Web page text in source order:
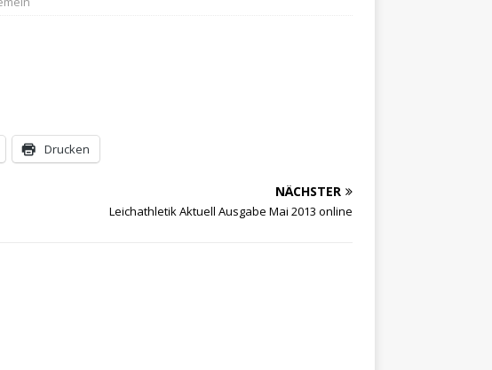
Drucken
NÄCHSTER
Leichathletik Aktuell Ausgabe Mai 2013 online